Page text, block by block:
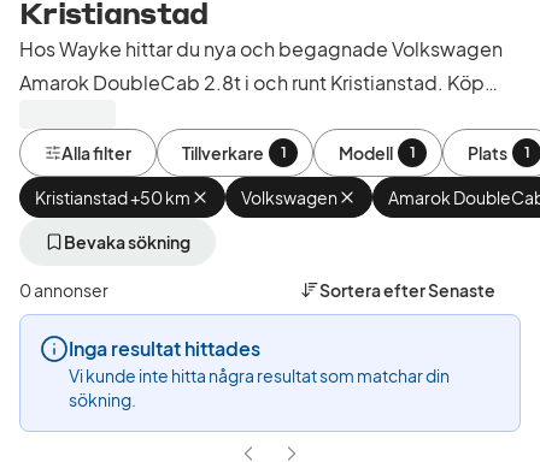
Kristianstad
Hos Wayke hittar du nya och begagnade Volkswagen
Amarok DoubleCab 2.8t i och runt Kristianstad. Köp
Sverige.Alla filter Tillverkare 1 Modell 1 Plats 1
Kristianstad +50 km Ta
bort
(Plats)
Volkswagen Ta
bort
Volkswagen
Amarok
Bevaka sökning
0 annonser Sortera efterSenaste
Inga resultat hittades
Vi kunde inte hitta några resultat som matchar din
sökning.